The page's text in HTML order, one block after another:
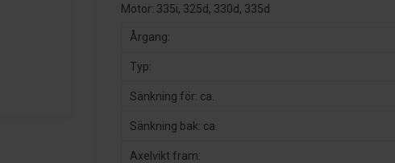
Motor: 335i, 325d, 330d, 335d
Årgang:
Typ:
Sänkning för: ca.
Sänkning bak: ca.
Axelvikt fram: